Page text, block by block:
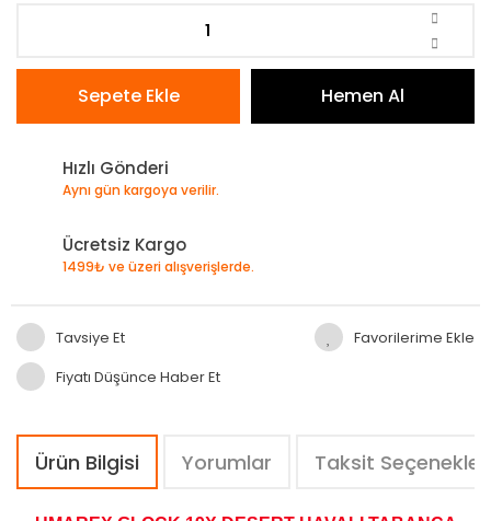
Sepete Ekle Hemen Al
Hızlı Gönderi
Aynı gün kargoya verilir.
Ücretsiz Kargo
1499₺ ve üzeri alışverişlerde.
Tavsiye Et
Fiyatı Düşünce Haber Et
Ürün Bilgisi Yorumlar Taksit Seçenekleri